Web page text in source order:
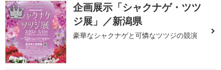
2
企画展示「シャクナゲ・ツツ
ジ展」／新潟県
豪華なシャクナゲと可憐なツツジの競演